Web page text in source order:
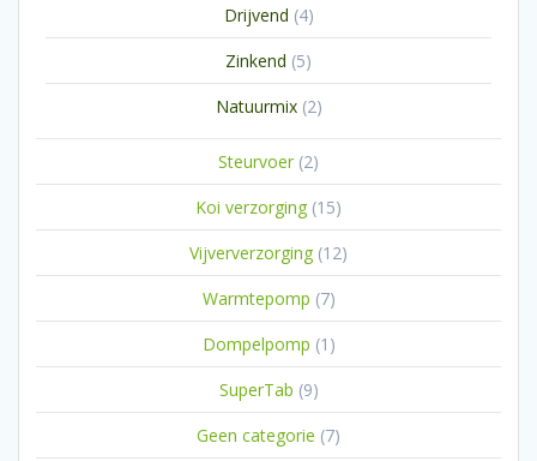
Drijvend 44
producten
Zinkend 55
producten
Natuurmix 22
Steurvoer 22
producten
Koi verzorging 1515
producten
Vijververzorging 1212
producten
Warmtepomp 77
producten
Dompelpomp 1 1
product
SuperTab 99
producten
Geen categorie 77